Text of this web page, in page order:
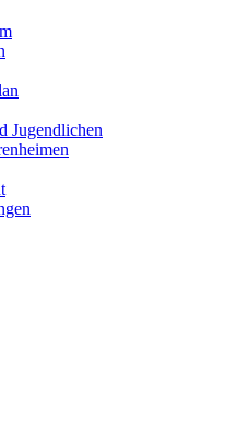
Jugendlichen